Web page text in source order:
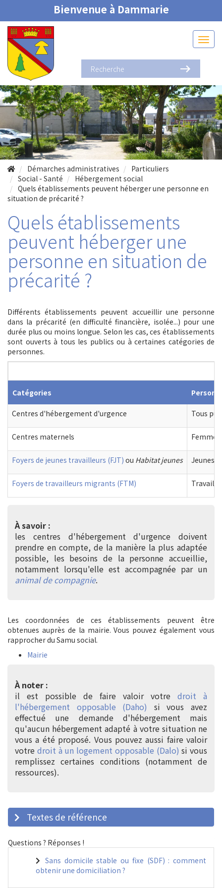
Bienvenue à Dammarie
Démarches administratives
Particuliers
Social - Santé
Hébergement social
Quels établissements peuvent héberger une personne en
situation de précarité ?
Quels établissements
peuvent héberger une
personne en situation de
précarité ?
Différents établissements peuvent accueillir une personne
dans la précarité (en difficulté financière, isolée...) pour une
durée plus ou moins longue. Selon les cas, ces établissements
sont ouverts à tous les publics ou à certaines catégories de
personnes.
Catégories
Centres d'hébergement d'urgence Tous
Centres maternels
Foyers de jeunes travailleurs (FJT) ou Habitat jeunes Jeunes
Foyers de travailleurs migrants (FTM)
À savoir :
les centres d'hébergement d'urgence doivent
prendre en compte, de la manière la plus adaptée
possible, les besoins de la personne accueillie,
notamment lorsqu'elle est accompagnée par un
animal de compagnie.
Les coordonnées de ces établissements peuvent être
obtenues auprès de la mairie. Vous pouvez également vous
rapprocher du Samu social.
Mairie
À noter :
il est possible de faire valoir votre droit à
l'hébergement opposable (Daho) si vous avez
effectué une demande d'hébergement mais
qu'aucun hébergement adapté à votre situation ne
vous a été proposé. Vous pouvez aussi faire valoir
votre droit à un logement opposable (Dalo) si vous
remplissez certaines conditions (notamment de
ressources).
Textes de référence
Questions ? Réponses !
Sans domicile stable ou fixe (SDF) : comment
obtenir une domiciliation ?